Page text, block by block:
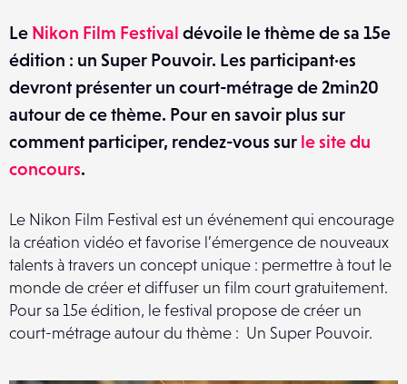
Le Nikon Film Festival dévoile le thème de sa 15e
édition : un Super Pouvoir. Les participant·es
devront présenter un court-métrage de 2min20
autour de ce thème. Pour en savoir plus sur
comment participer, rendez-vous sur le site du
concours.
Le Nikon Film Festival est un événement qui encourage
la création vidéo et favorise l’émergence de nouveaux
talents à travers un concept unique : permettre à tout le
monde de créer et diffuser un film court gratuitement.
Pour sa 15e édition, le festival propose de créer un
court-métrage autour du thème : Un Super Pouvoir.